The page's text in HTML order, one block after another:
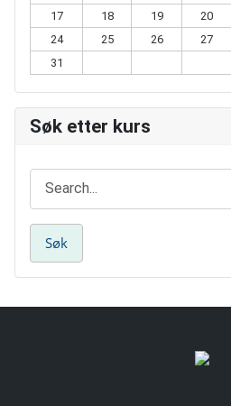
17
18 19 20
24
25 26 27
31
Søk etter kurs